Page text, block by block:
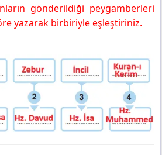
gönderildiği peygamberleri
yazarak birbiriyle eşleştiriniz.